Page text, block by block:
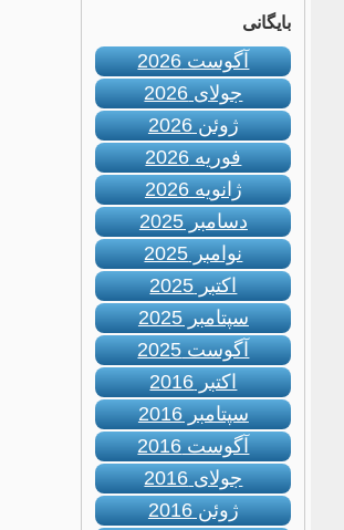
بایگانی
آگوست 2026
جولای 2026
ژوئن 2026
فوریه 2026
ژانویه 2026
دسامبر 2025
نوامبر 2025
اکتبر 2025
سپتامبر 2025
آگوست 2025
اکتبر 2016
سپتامبر 2016
آگوست 2016
جولای 2016
ژوئن 2016